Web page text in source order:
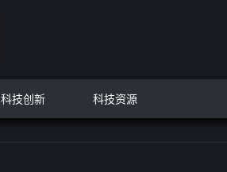
科技创新 科技资源